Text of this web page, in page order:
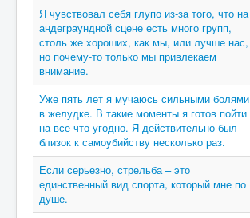
Я чувствовал себя глупо из-за того, что на
андеграундной сцене есть много групп,
столь же хороших, как мы, или лучше нас,
но почему-то только мы привлекаем
внимание.
Уже пять лет я мучаюсь сильными болями
в желудке. В такие моменты я готов пойти
на все что угодно. Я действительно был
близок к самоубийству несколько раз.
Если серьезно, стрельба – это
единственный вид спорта, который мне по
душе.